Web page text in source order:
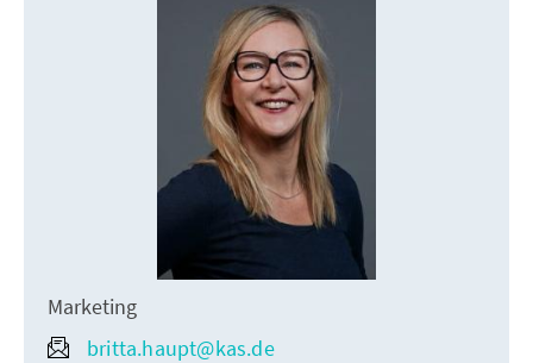
Marketing
britta.haupt@kas.de